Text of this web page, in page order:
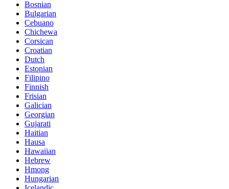
Bosnian
Bulgarian
Cebuano
Chichewa
Corsican
Croatian
Dutch
Estonian
Filipino
Finnish
Frisian
Galician
Georgian
Gujarati
Haitian
Hausa
Hawaiian
Hebrew
Hmong
Hungarian